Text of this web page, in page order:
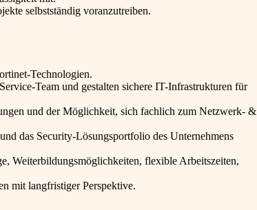
selbstständig voranzutreiben.
Technologien.
Team und gestalten sichere IT-Infrastrukturen für
und der Möglichkeit, sich fachlich zum Netzwerk- &
das Security-Lösungsportfolio des Unternehmens
Weiterbildungsmöglichkeiten, flexible Arbeitszeiten,
mit langfristiger Perspektive.